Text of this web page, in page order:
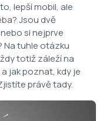
lepší mobil, ale
Jsou dvě
si nejprve
Na tuhle otázku
totiž záleží na
jak poznat, kdy je
právě tady.